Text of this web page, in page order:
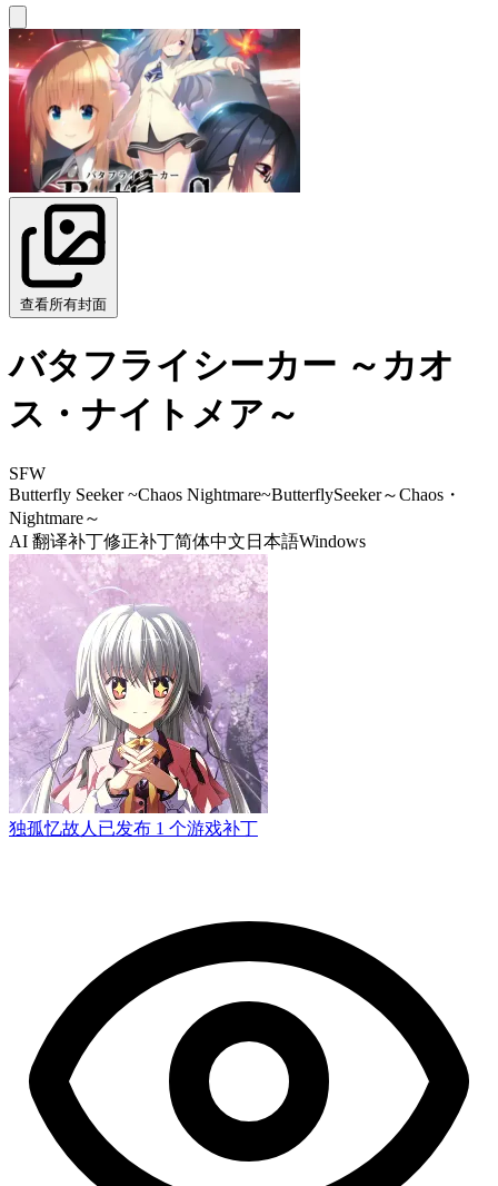
查看所有封面
バタフライシーカー ～カオ
ス・ナイトメア～
SFW
Butterfly Seeker ~Chaos Nightmare~ButterflySeeker～Chaos・
Nightmare～
AI 翻译补丁修正补丁简体中文 日本語Windows
独孤忆故人 已发布 1 个游戏补丁